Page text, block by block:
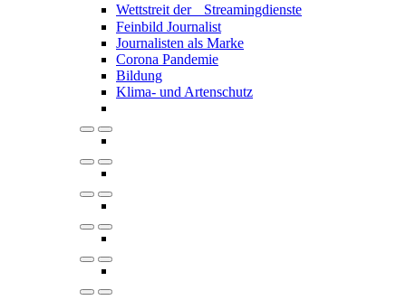
Wettstreit der Streamingdienste
Feinbild Journalist
Journalisten als Marke
Corona Pandemie
Bildung
Klima- und Artenschutz